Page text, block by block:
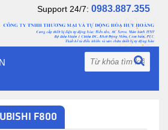
Support 24/7: 0983.887.355
F800